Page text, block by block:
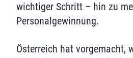
wichtiger Schritt – hin zu
Personalgewinnung.
Österreich hat vorgemacht,